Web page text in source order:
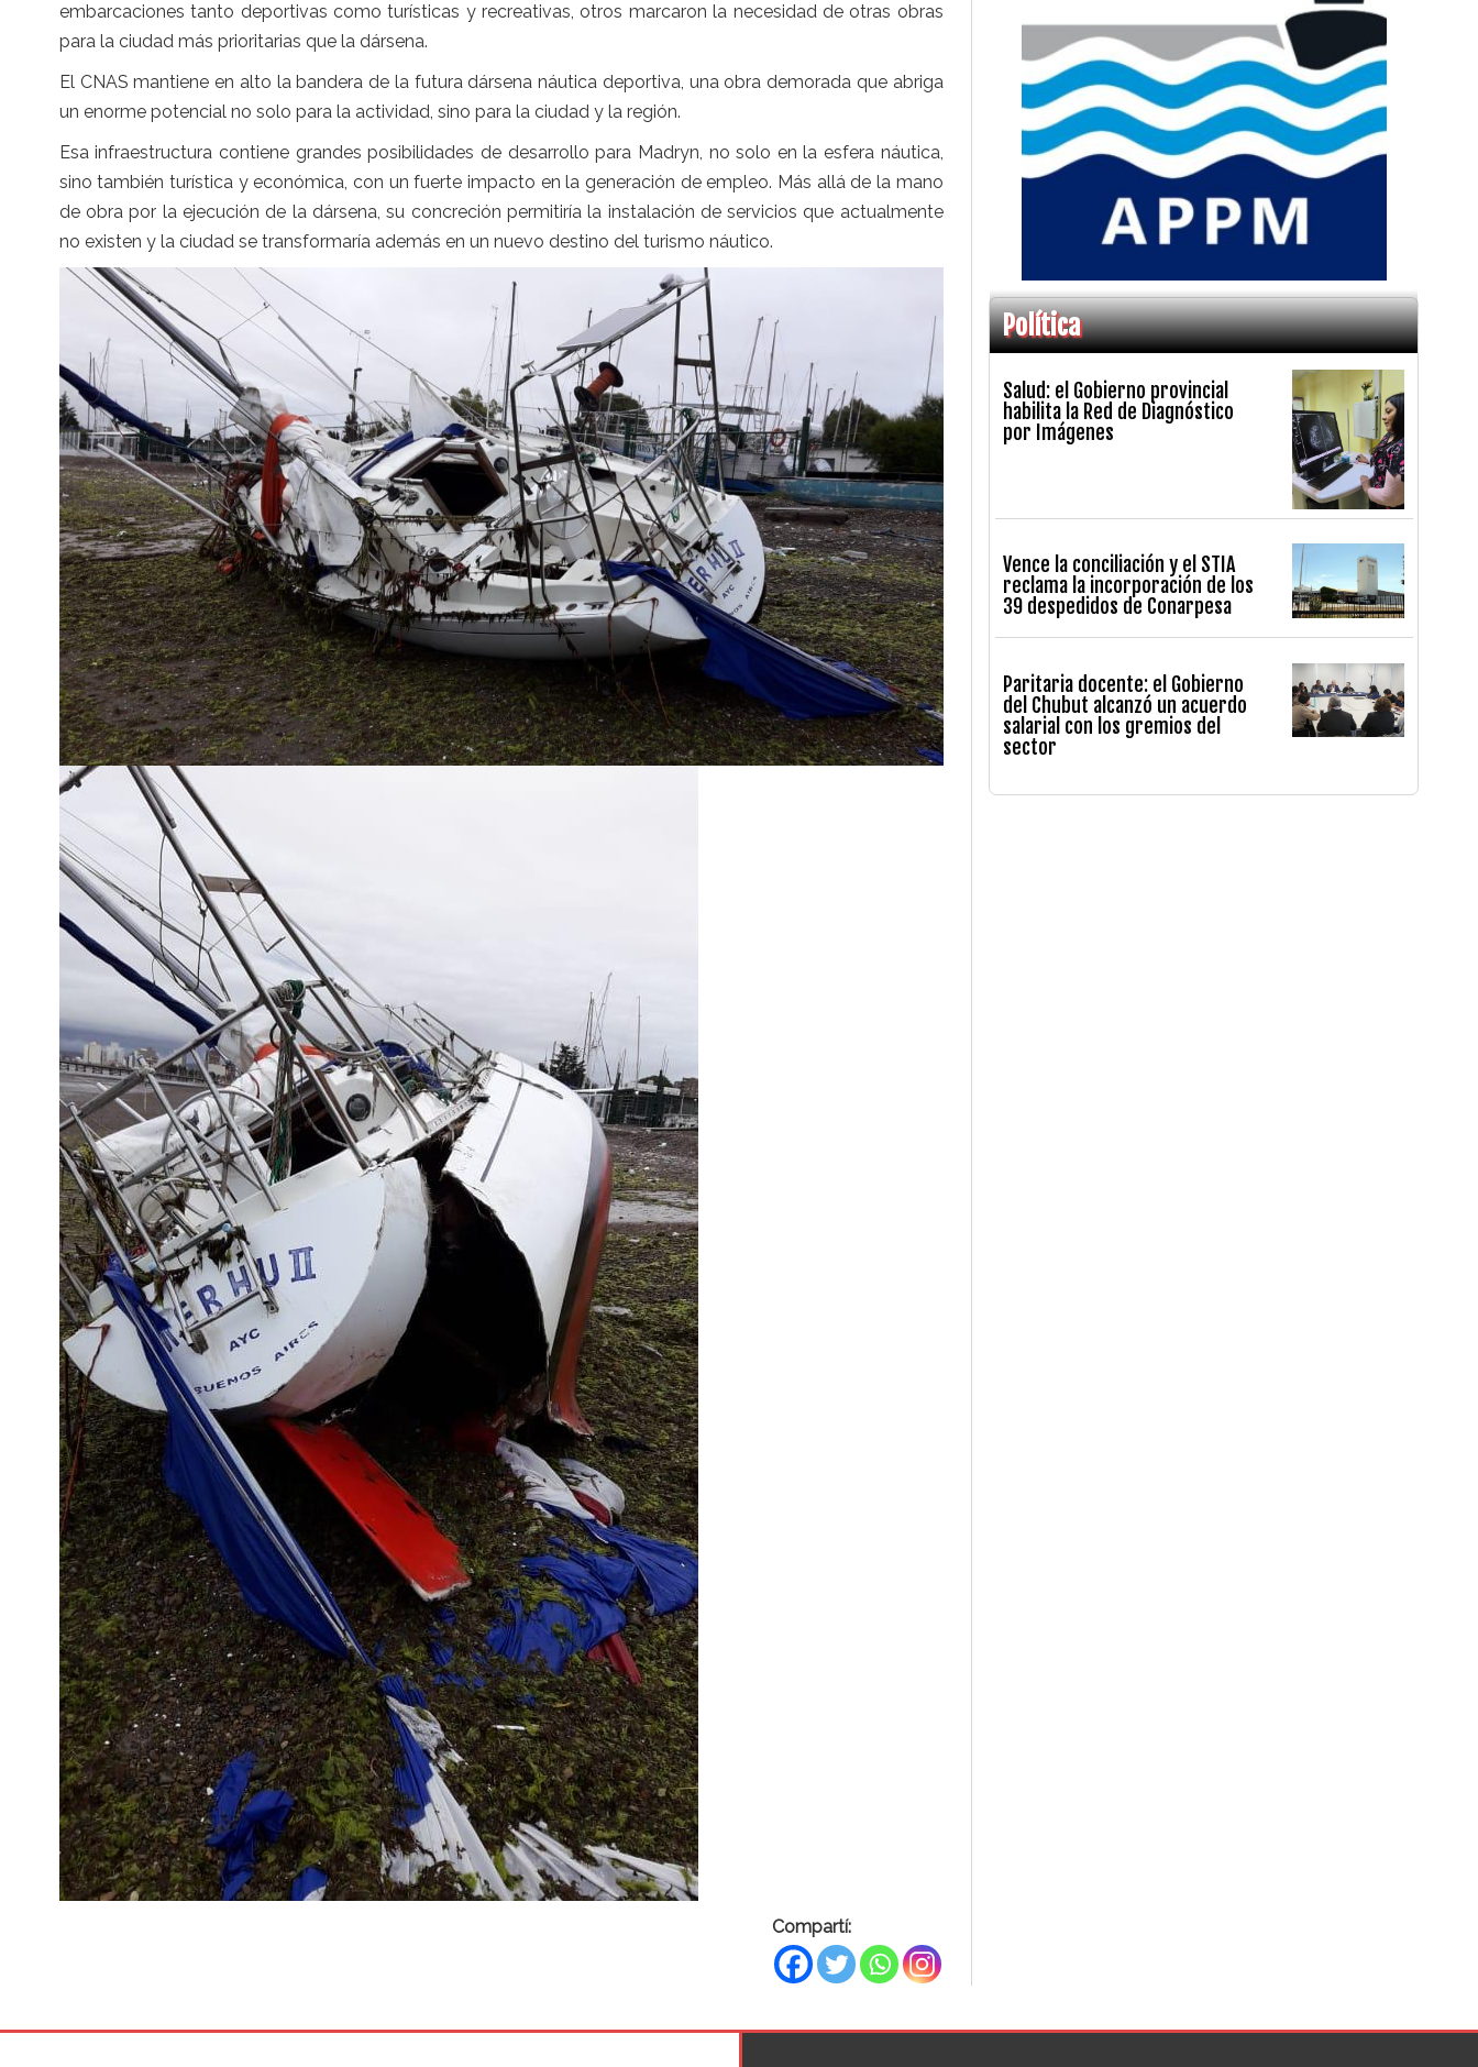
embarcaciones tanto deportivas como turísticas y recreativas, otros marcaron la necesidad de otras obras
para la ciudad más prioritarias que la dársena.
El CNAS mantiene en alto la bandera de la futura dársena náutica deportiva, una obra demorada que abriga
un enorme potencial no solo para la actividad, sino para la ciudad y la región.
Esa infraestructura contiene grandes posibilidades de desarrollo para Madryn, no solo en la esfera náutica,
sino también turística y económica, con un fuerte impacto en la generación de empleo. Más allá de la mano
de obra por la ejecución de la dársena, su concreción permitiría la instalación de servicios que actualmente
no existen y la ciudad se transformaría además en un nuevo destino del turismo náutico.
Compartí:
Política
Salud: el Gobierno provincial
habilita la Red de Diagnóstico
por Imágenes
Vence la conciliación y el STIA
reclama la incorporación de los
39 despedidos de Conarpesa
Paritaria docente: el Gobierno
del Chubut alcanzó un acuerdo
salarial con los gremios del
sector